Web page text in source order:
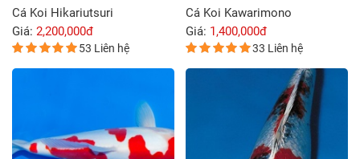
Cá Koi Hikariutsuri
Giá: 2,200,000đ
53 Liên hệ
Cá Koi Kawarimono
Giá: 1,400,000đ
33 Liên hệ